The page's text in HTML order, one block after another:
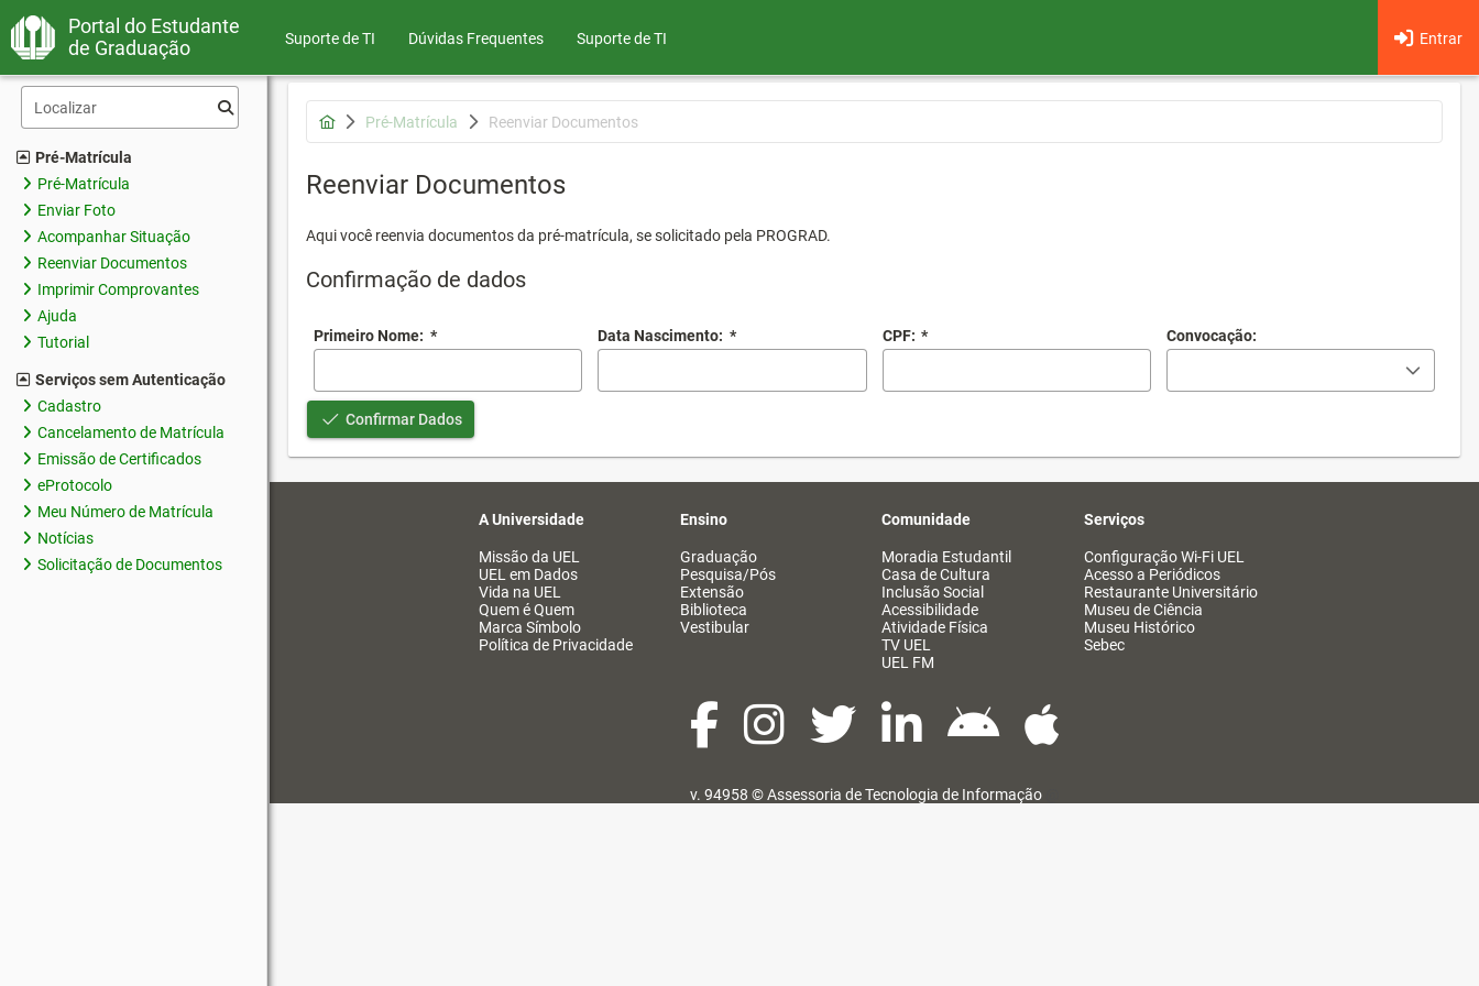
Portal do Estudante
de Graduação
Suporte de TI Dúvidas Frequentes Entrar
Suporte de TI
Pré-Matrícula
Pré-Matrícula
Enviar Foto
Acompanhar Situação
Reenviar Documentos
Imprimir Comprovantes
Ajuda
Tutorial
Serviços sem Autenticação
Cadastro
Cancelamento de Matrícula
Emissão de Certificados
eProtocolo
Meu Número de Matrícula
Notícias
Solicitação de Documentos
Pré-Matrícula Reenviar Documentos
Reenviar Documentos
Aqui você reenvia documentos da pré-matrícula, se solicitado pela PROGRAD.
Confirmação de dados
Primeiro Nome: * Data Nascimento: * CPF: * Convocação:
Confirmar Dados
A Universidade
Missão da UEL
UEL em Dados
Vida na UEL
Quem é Quem
Marca Símbolo
Política de Privacidade
Ensino
Graduação
Pesquisa/Pós
Extensão
Biblioteca
Vestibular
Comunidade
Moradia Estudantil
Casa de Cultura
Inclusão Social
Acessibilidade
Atividade Física
TV UEL
UEL FM
Serviços
Configuração Wi-Fi UEL
Acesso a Periódicos
Restaurante Universitário
Museu de Ciência
Museu Histórico
Sebec
v. 94958 ©Assessoria de Tecnologia de Informação